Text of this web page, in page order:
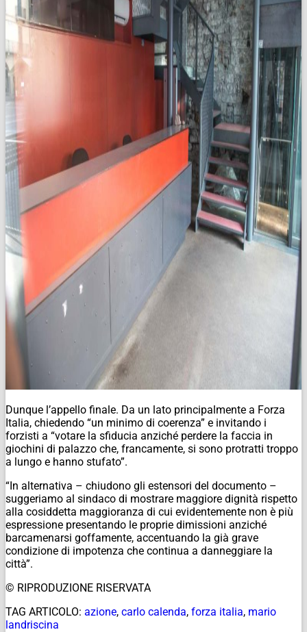
Dunque l’appello finale. Da un lato principalmente a Forza
Italia, chiedendo “un minimo di coerenza” e invitando i
forzisti a “votare la sfiducia anziché perdere la faccia in
giochini di palazzo che, francamente, si sono protratti troppo
a lungo e hanno stufato”.
“In alternativa – chiudono gli estensori del documento –
suggeriamo al sindaco di mostrare maggiore dignità rispetto
alla cosiddetta maggioranza di cui evidentemente non è più
espressione presentando le proprie dimissioni anziché
barcamenarsi goffamente, accentuando la già grave
condizione di impotenza che continua a danneggiare la
città”.
© RIPRODUZIONE RISERVATA
TAG ARTICOLO: azione, carlo calenda, forza italia, mario
landriscina